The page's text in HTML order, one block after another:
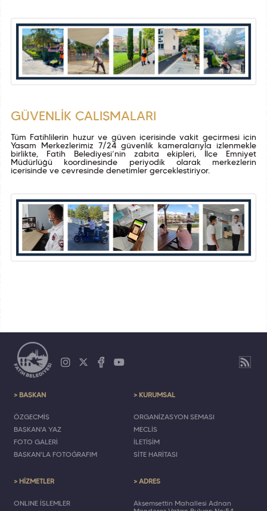
GÜVENLİK ÇALIŞMALARI
Tüm Fatihlilerin huzur ve güven içerisinde vakit geçirmesi için
Yaşam Merkezlerimiz 7/24 güvenlik kameralarıyla izlenmekle
birlikte, Fatih Belediyesi’nin zabıta ekipleri, İlçe Emniyet
Müdürlüğü koordinesinde periyodik olarak merkezlerin
içerisinde ve çevresinde denetimler gerçekleştiriyor.
> BAŞKAN
ÖZGEÇMİŞ
BAŞKAN'A YAZ
FOTO GALERİ
BAŞKAN'LA FOTOĞRAFIM
> KURUMSAL
ORGANİZASYON ŞEMASI
MECLİS
İLETİŞİM
SİTE HARİTASI
> HİZMETLER
ONLINE İŞLEMLER
> ADRES
Akşemsettin Mahallesi Adnan